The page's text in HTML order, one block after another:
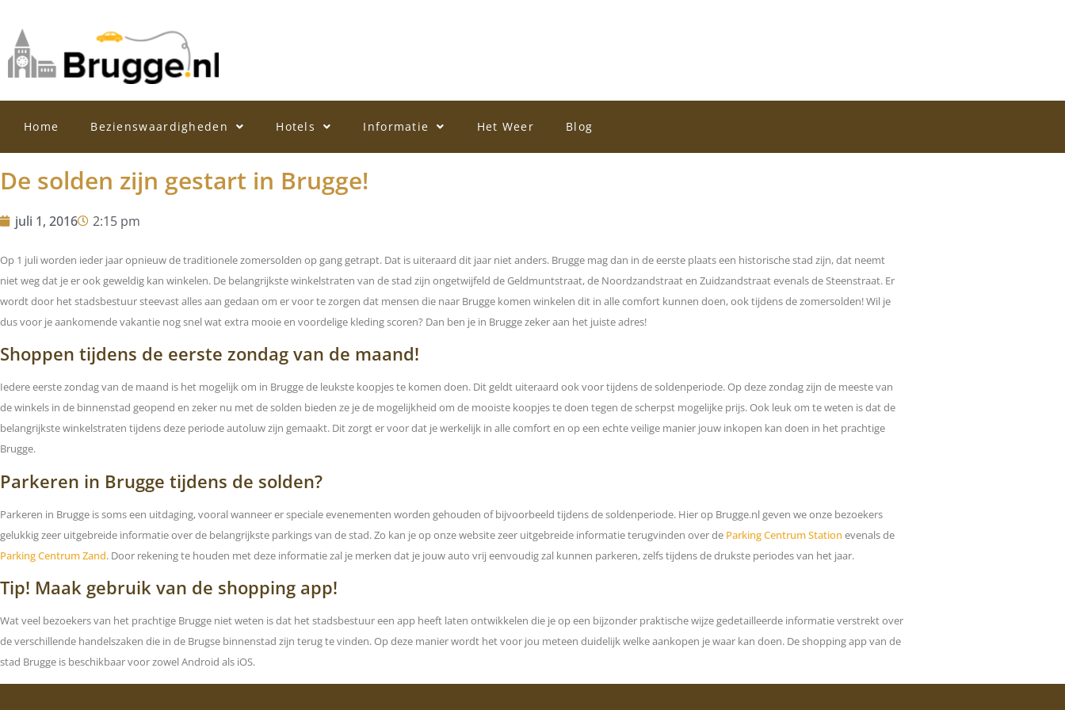
Home Bezienswaardigheden Hotels Informatie Het Weer Blog
De solden zijn gestart in Brugge!
juli 1, 2016 2:15 pm
Op 1 juli worden ieder jaar opnieuw de traditionele zomersolden op gang getrapt. Dat is uiteraard dit jaar niet anders. Brugge mag dan in de eerste plaats een historische stad zijn, dat neemt
niet weg dat je er ook geweldig kan winkelen. De belangrijkste winkelstraten van de stad zijn ongetwijfeld de Geldmuntstraat, de Noordzandstraat en Zuidzandstraat evenals de Steenstraat. Er
wordt door het stadsbestuur steevast alles aan gedaan om er voor te zorgen dat mensen die naar Brugge komen winkelen dit in alle comfort kunnen doen, ook tijdens de zomersolden! Wil je
dus voor je aankomende vakantie nog snel wat extra mooie en voordelige kleding scoren? Dan ben je in Brugge zeker aan het juiste adres!
Shoppen tijdens de eerste zondag van de maand!
Iedere eerste zondag van de maand is het mogelijk om in Brugge de leukste koopjes te komen doen. Dit geldt uiteraard ook voor tijdens de soldenperiode. Op deze zondag zijn de meeste van
de winkels in de binnenstad geopend en zeker nu met de solden bieden ze je de mogelijkheid om de mooiste koopjes te doen tegen de scherpst mogelijke prijs. Ook leuk om te weten is dat de
belangrijkste winkelstraten tijdens deze periode autoluw zijn gemaakt. Dit zorgt er voor dat je werkelijk in alle comfort en op een echte veilige manier jouw inkopen kan doen in het prachtige
Brugge.
Parkeren in Brugge tijdens de solden?
Parkeren in Brugge is soms een uitdaging, vooral wanneer er speciale evenementen worden gehouden of bijvoorbeeld tijdens de soldenperiode. Hier op Brugge.nl geven we onze bezoekers
gelukkig zeer uitgebreide informatie over de belangrijkste parkings van de stad. Zo kan je op onze website zeer uitgebreide informatie terugvinden over de Parking Centrum Station evenals de
Parking Centrum Zand. Door rekening te houden met deze informatie zal je merken dat je jouw auto vrij eenvoudig zal kunnen parkeren, zelfs tijdens de drukste periodes van het jaar.
Tip! Maak gebruik van de shopping app!
Wat veel bezoekers van het prachtige Brugge niet weten is dat het stadsbestuur een app heeft laten ontwikkelen die je op een bijzonder praktische wijze gedetailleerde informatie verstrekt over
de verschillende handelszaken die in de Brugse binnenstad zijn terug te vinden. Op deze manier wordt het voor jou meteen duidelijk welke aankopen je waar kan doen. De shopping app van de
stad Brugge is beschikbaar voor zowel Android als iOS.